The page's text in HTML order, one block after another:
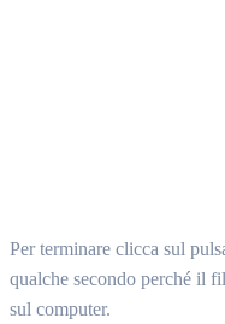
Per terminare clicca sul
qualche secondo perché il
sul computer.